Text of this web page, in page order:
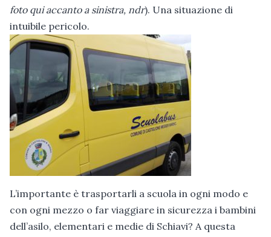
foto qui accanto a sinistra, ndr). Una situazione di
intuibile pericolo.
L’importante è trasportarli a scuola in ogni modo e
con ogni mezzo o far viaggiare in sicurezza i bambini
dell’asilo, elementari e medie di Schiavi? A questa